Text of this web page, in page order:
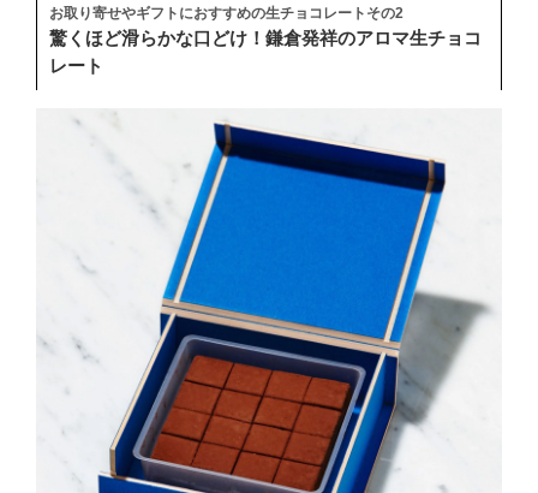
お取り寄せやギフトにおすすめの生チョコレートその2
驚くほど滑らかな口どけ！鎌倉発祥のアロマ生チョコ
レート